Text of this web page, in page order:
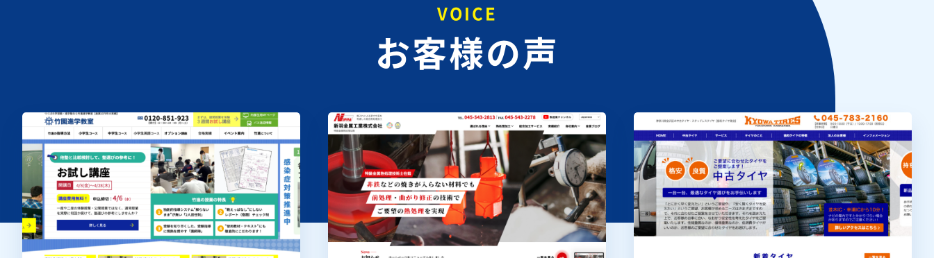
VOICE
お客様の声